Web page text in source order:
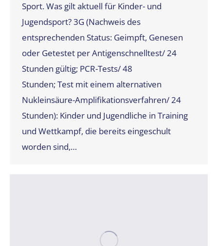
Sport. Was gilt aktuell für Kinder- und
Jugendsport? 3G (Nachweis des
entsprechenden Status: Geimpft, Genesen
oder Getestet per Antigenschnelltest/ 24
Stunden gültig; PCR-Tests/ 48
Stunden; Test mit einem alternativen
Nukleinsäure-Amplifikationsverfahren/ 24
Stunden): Kinder und Jugendliche in Training
und Wettkampf, die bereits eingeschult
worden sind,…